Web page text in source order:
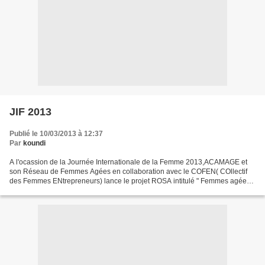
JIF 2013
Publié le 10/03/2013 à 12:37
Par koundi
A l'ocassion de la Journée Internationale de la Femme 2013,ACAMAGE et
son Réseau de Femmes Agées en collaboration avec le COFEN( COllectif
des Femmes ENtrepreneurs) lance le projet ROSA intitulé " Femmes agées